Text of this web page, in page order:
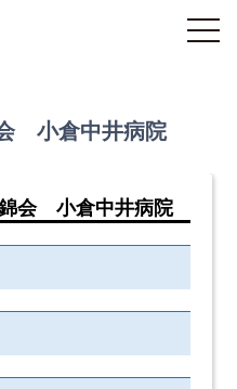
小倉中井病院
会 小倉中井病院